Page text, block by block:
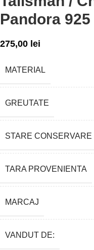
Pandora 925
275,00 lei
MATERIAL
GREUTATE
STARE CONSERVARE
TARA PROVENIENTA
MARCAJ
VANDUT DE: